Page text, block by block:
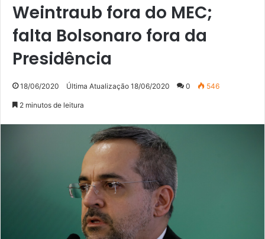
Weintraub fora do MEC;
falta Bolsonaro fora da
Presidência
18/06/2020 Última Atualização 18/06/2020 0 546
2 minutos de leitura